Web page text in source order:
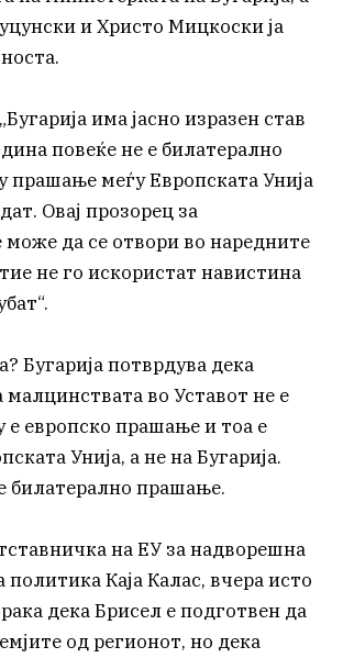
и Христо Мицкоски ја
има јасно изразен став
повеќе не е билатерално
прашање меѓу Европската Унија
Овај прозорец за
да се отвори во наредните
не го искористат навистина
Бугарија потврдува дека
во Уставот не е
е европско прашање и тоа е
Унија, а не на Бугарија.
билатерално прашање.
на ЕУ за надворешна
политика Каја Калас, вчера исто
дека Брисел е подготвен да
од регионот, но дека